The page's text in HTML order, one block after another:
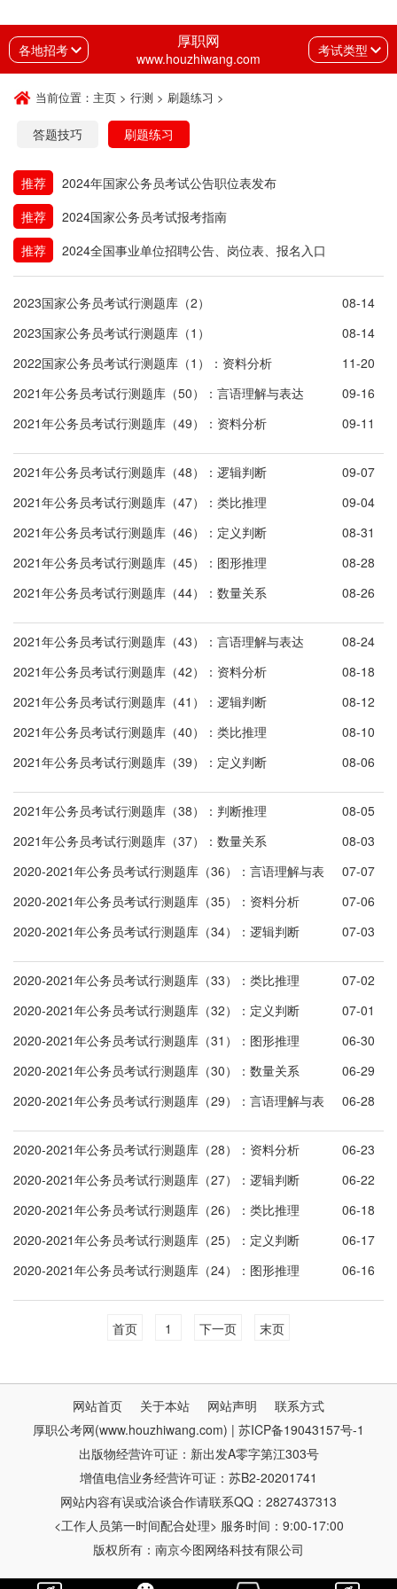
各地招考 厚职网
www.houzhiwang.com 考试类型
当前位置： 主页 > 行测 > 刷题练习 >
答题技巧 刷题练习
推荐
2024年国家公务员考试公告职位表发布
推荐
2024国家公务员考试报考指南
推荐
2024全国事业单位招聘公告、岗位表、报名入口
2023国家公务员考试行测题库（2）
08-14
2023国家公务员考试行测题库（1）
08-14
2022国家公务员考试行测题库（1）：资料分析
11-20
2021年公务员考试行测题库（50）：言语理解与表达
09-16
2021年公务员考试行测题库（49）：资料分析
09-11
2021年公务员考试行测题库（48）：逻辑判断
09-07
2021年公务员考试行测题库（47）：类比推理
09-04
2021年公务员考试行测题库（46）：定义判断
08-31
2021年公务员考试行测题库（45）：图形推理
08-28
2021年公务员考试行测题库（44）：数量关系
08-26
2021年公务员考试行测题库（43）：言语理解与表达
08-24
2021年公务员考试行测题库（42）：资料分析
08-18
2021年公务员考试行测题库（41）：逻辑判断
08-12
2021年公务员考试行测题库（40）：类比推理
08-10
2021年公务员考试行测题库（39）：定义判断
08-06
2021年公务员考试行测题库（38）：判断推理
08-05
2021年公务员考试行测题库（37）：数量关系
08-03
2020-2021年公务员考试行测题库（36）：言语理解与表
达
07-07
2020-2021年公务员考试行测题库（35）：资料分析
07-06
2020-2021年公务员考试行测题库（34）：逻辑判断
07-03
2020-2021年公务员考试行测题库（33）：类比推理
07-02
2020-2021年公务员考试行测题库（32）：定义判断
07-01
2020-2021年公务员考试行测题库（31）：图形推理
06-30
2020-2021年公务员考试行测题库（30）：数量关系
06-29
2020-2021年公务员考试行测题库（29）：言语理解与表
06-28
2020-2021年公务员考试行测题库（28）：资料分析
06-23
2020-2021年公务员考试行测题库（27）：逻辑判断
06-22
2020-2021年公务员考试行测题库（26）：类比推理
06-18
2020-2021年公务员考试行测题库（25）：定义判断
06-17
2020-2021年公务员考试行测题库（24）：图形推理
06-16
首页 1 下一页 末页
网站首页 关于本站 网站声明
联系方式
厚职公考网(www.houzhiwang.com) | 苏ICP备19043157号-1
出版物经营许可证：新出发A零字第江303号
增值电信业务经营许可证：苏B2-20201741
网站内容有误或洽谈合作请联系QQ：2827437313
<工作人员第一时间配合处理> 服务时间：9:00-17:00
版权所有：南京今图网络科技有限公司